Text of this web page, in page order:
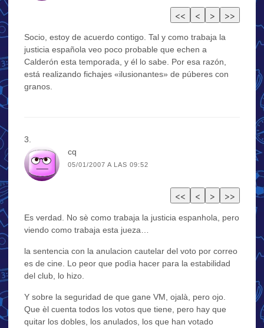
Socio, estoy de acuerdo contigo. Tal y como trabaja la
justicia española veo poco probable que echen a
Calderón esta temporada, y él lo sabe. Por esa razón,
está realizando fichajes «ilusionantes» de púberes con
granos.
cq
05/01/2007 A LAS 09:52
Es verdad. No sè como trabaja la justicia espanhola, pero
viendo como trabaja esta jueza…
la sentencia con la anulacion cautelar del voto por correo
es de cine. Lo peor que podìa hacer para la estabilidad
del club, lo hizo.
Y sobre la seguridad de que gane VM, ojalà, pero ojo.
Que èl cuenta todos los votos que tiene, pero hay que
quitar los dobles, los anulados, los que han votado